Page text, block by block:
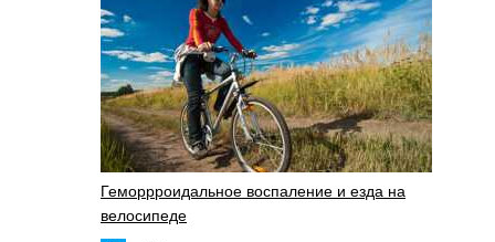
Геморрроидальное воспаление и езда на
велосипеде